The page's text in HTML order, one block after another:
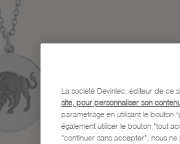
La société Devinlec, éditeur de ce
site, pour personnaliser son
paramétrage en utilisant le bouton
également utiliser le bouton "tout
"continuer sans accepter", nous